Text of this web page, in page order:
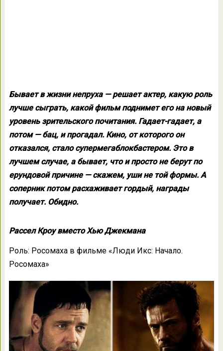
Бывает в жизни непруха — решает актер, какую роль
лучше сыграть, какой фильм поднимет его на новый
уровень зрительского почитания. Гадает-гадает, а
потом — бац, и прогадал. Кино, от которого он
отказался, стало супермегаблокбастером. Это в
лучшем случае, а бывает, что и просто не берут по
ерундовой причине — скажем, уши не той формы. А
соперник потом расхаживает гордый, награды
получает. Обидно.
Рассел Кроу вместо Хью Джекмана
Роль: Росомаха в фильме «Люди Икс: Начало.
Росомаха»